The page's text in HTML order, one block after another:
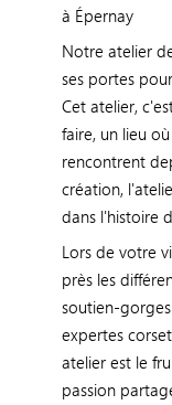
à Épernay
Notre atelier
ses portes
Cet atelier,
faire, un lieu
rencontrent
création,
dans l'histoire
Lors de votre
près les
soutien-
expertes
atelier est le
passion